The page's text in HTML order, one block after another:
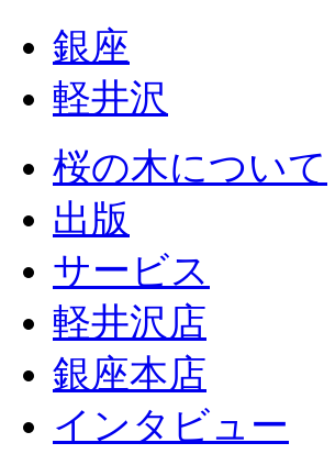
銀座
軽井沢
桜の木について
出版
サービス
軽井沢店
銀座本店
インタビュー